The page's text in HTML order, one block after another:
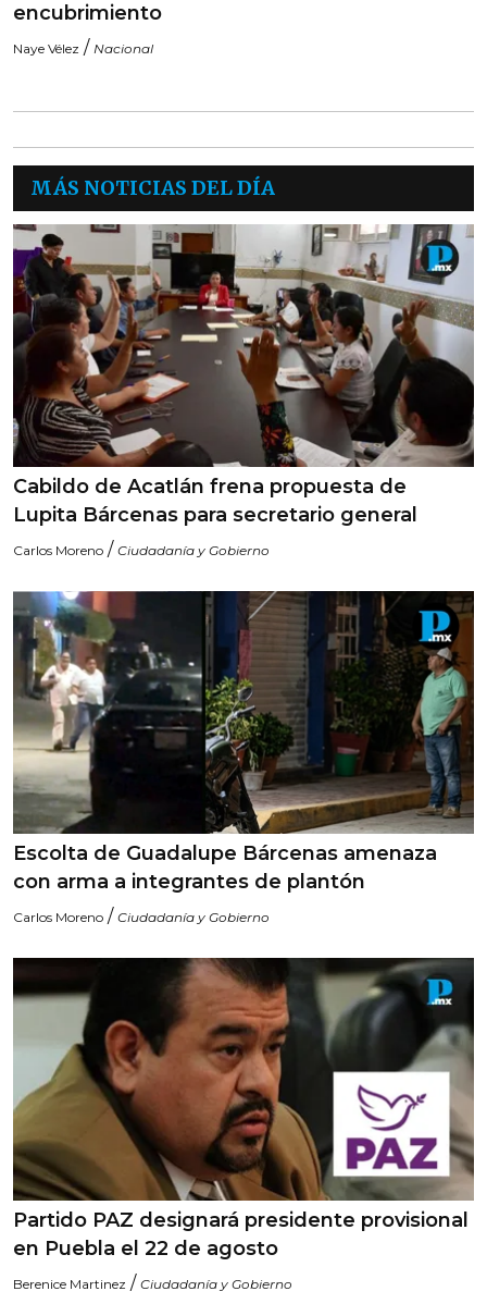
encubrimiento
Naye Vélez / Nacional
MÁS NOTICIAS DEL DÍA
Cabildo de Acatlán frena propuesta de
Lupita Bárcenas para secretario general
Carlos Moreno / Ciudadanía y Gobierno
Escolta de Guadalupe Bárcenas amenaza
con arma a integrantes de plantón
Carlos Moreno / Ciudadanía y Gobierno
Partido PAZ designará presidente provisional
en Puebla el 22 de agosto
Berenice Martinez / Ciudadanía y Gobierno